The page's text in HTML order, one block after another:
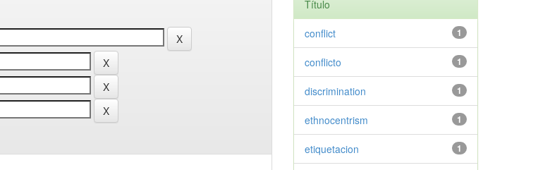
Título
1
conflict
1
conflicto
1
discrimination
1
ethnocentrism
1
etiquetacion